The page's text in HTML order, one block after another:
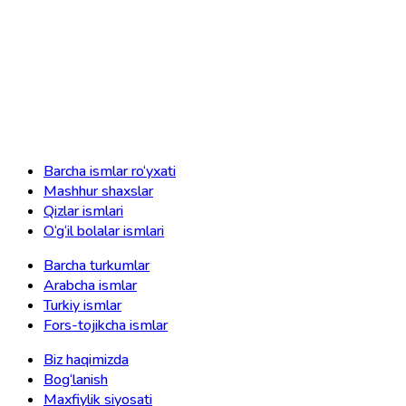
Barcha ismlar ro‘yxati
Mashhur shaxslar
Qizlar ismlari
O‘g‘il bolalar ismlari
Barcha turkumlar
Arabcha ismlar
Turkiy ismlar
Fors-tojikcha ismlar
Biz haqimizda
Bog‘lanish
Maxfiylik siyosati